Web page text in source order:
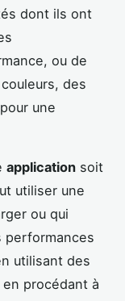
dont ils ont
ou de
des
une
application soit
utiliser une
ou qui
performances
utilisant des
procédant à